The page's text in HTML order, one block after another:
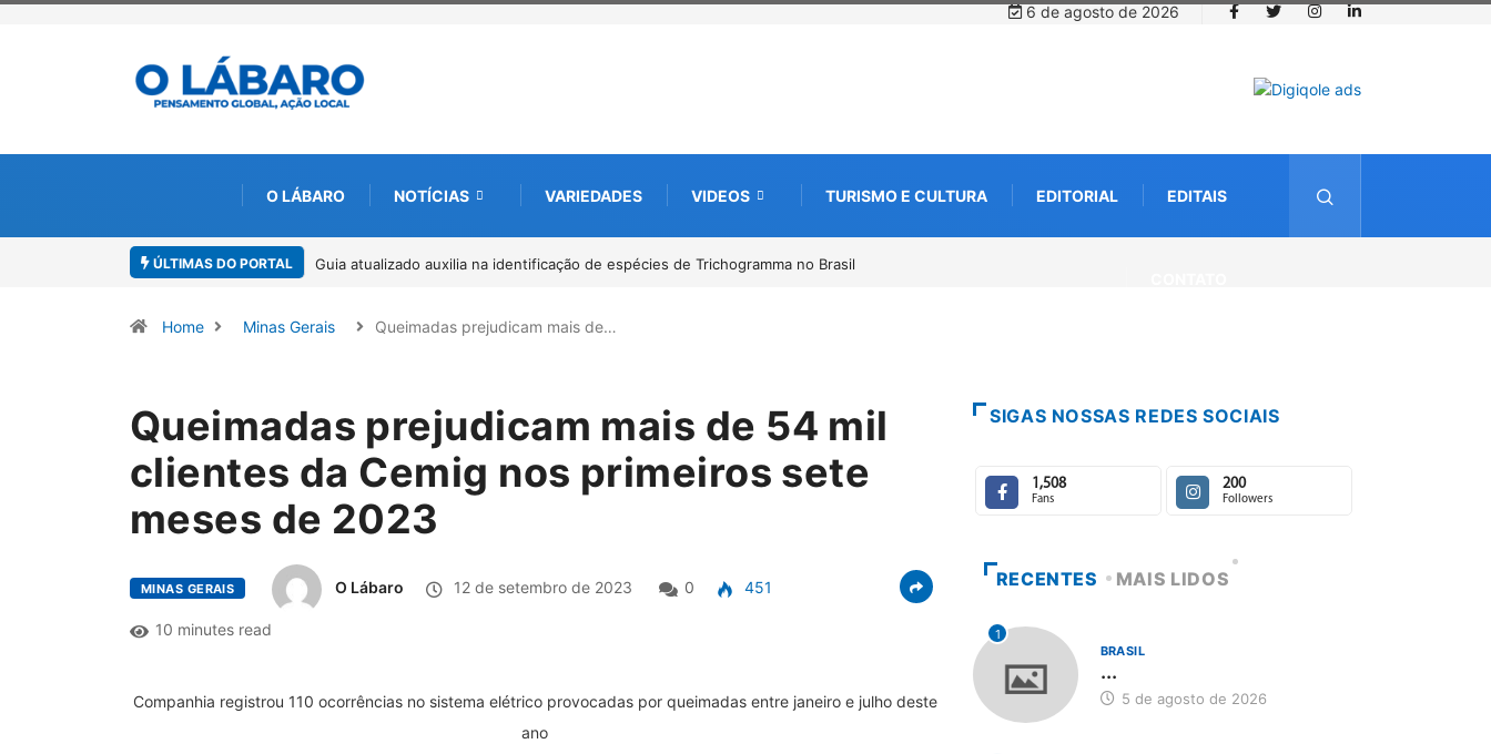
6 de agosto de 2026
O LÁBARO NOTÍCIAS VARIEDADES VIDEOS TURISMO E CULTURA EDITORIAL EDITAIS
ÚLTIMAS DO PORTAL Kinross inicia rastreamento digital de 10 mil mudas usadas na recuperação ambiental, em parceria com startup da Amazônia
Home Minas Gerais Queimadas prejudicam mais de…
Queimadas prejudicam mais de 54 mil
clientes da Cemig nos primeiros sete
meses de 2023
MINAS GERAIS O Lábaro 12 de setembro de 2023 0 451
10 minutes read
Companhia registrou 110 ocorrências no sistema elétrico provocadas por queimadas entre janeiro e julho deste
ano
SIGAS NOSSAS REDES SOCIAIS
1,508
Fans
200
Followers
RECENTES MAIS LIDOS
1
BRASIL
...
5 de agosto de 2026